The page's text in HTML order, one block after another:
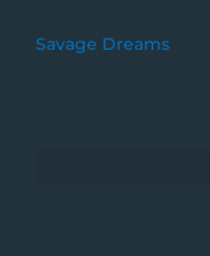
Savage Dreams